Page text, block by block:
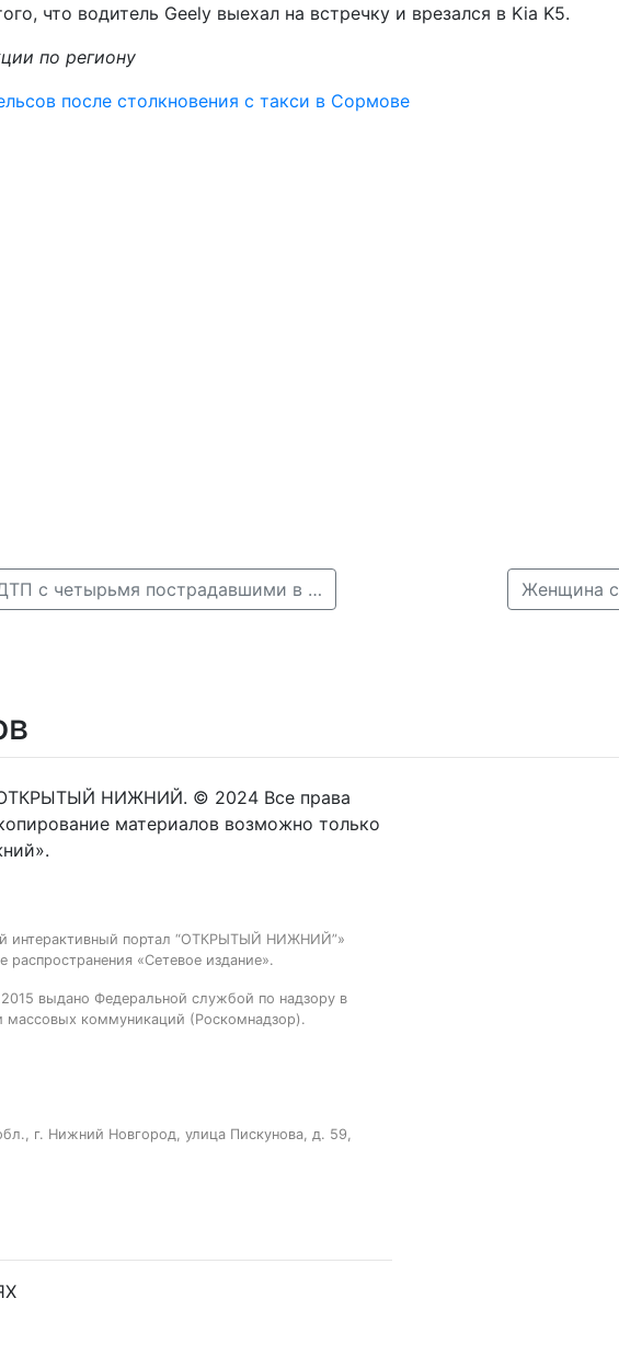
что водитель Geely выехал на встречку и врезался в Kia K5.
по региону
после столкновения с такси в Сормове
← ГИБДД начала расследование ДТП с четырьмя пострадавшими в Нижнем Новгороде Женщина
ОТКРЫТЫЙ НИЖНИЙ. © 2024 Все права
материалов возможно только
интерактивный портал “ОТКРЫТЫЙ НИЖНИЙ”»
распространения «Сетевое издание».
выдано Федеральной службой по надзору в
массовых коммуникаций (Роскомнадзор).
г. Нижний Новгород, улица Пискунова, д. 59,